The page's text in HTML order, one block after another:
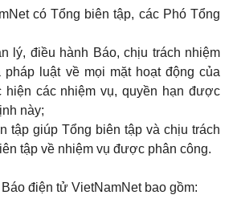
có Tổng biên tập, các Phó Tổng
lý, điều hành Báo, chịu trách nhiệm
luật về mọi mặt hoạt động của
hiện các nhiệm vụ, quyền hạn được
này;
tập giúp Tổng biên tập và chịu trách
tập về nhiệm vụ được phân công.
điện tử VietNamNet bao gồm: